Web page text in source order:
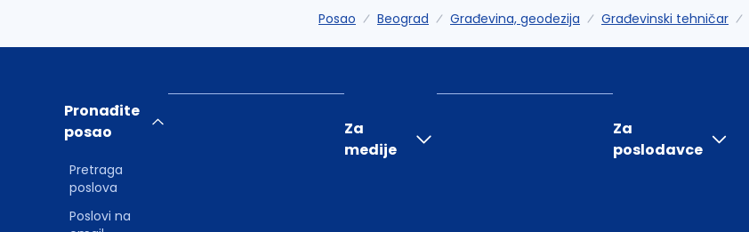
Posao Beograd Građevina, geodezija Građevinski tehničar
Pronađite
posao
Pretraga
poslova
Poslovi na
Za
medije
Za
poslodavce